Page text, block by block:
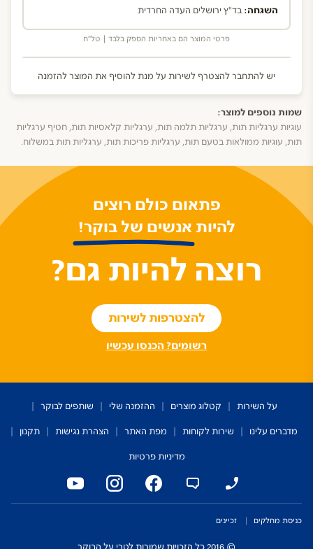
השגחה: בד"ץ ירושלים העדה החרדית
פרטי המוצר הם באחריות הספק בלבד | טל"ח
יש להתחבר להצטרף לשירות על מנת להוסיף את המוצר להזמנה
שמות נוספים למוצר:
עוגיות ערגליות תות, ערגליות תלמה תות, ערגליות קלאסיות תות, חטיף ערגליות
תות, עוגיות ממולאות בטעם תות, ערגליות פריכות תות, ערגליות תות במשלוח.
פתאום כולם רוצים
להיות אנשים של בוקר!
רוצה להיות גם?
להצטרפות לשירות
רשומים? הכנסו עכשיו
על השירות קטלוג מוצרים ההזמנה שלי
שותפים לבוקר
מדברים עלינו
שירות לקוחות מפת האתר הצהרת נגישות
תקנון
מדיניות פרטיות
כניסת מחלקים זכיינים